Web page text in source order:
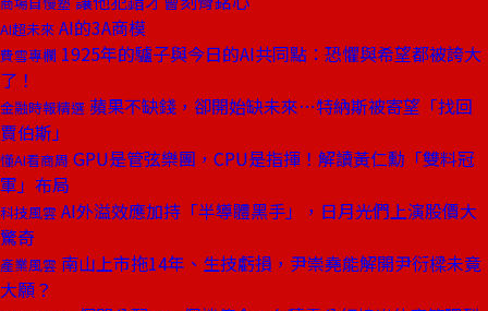
AI超未來 AI的3A商模
費雪專欄 1925年的驢子與今日的AI共同點：恐懼與希望都被誇大
了！
金融時報精選 蘋果不缺錢，卻開始缺未來⋯特納斯被寄望「找回
賈伯斯」
懂AI看商周 GPU是管弦樂團，CPU是指揮！解讀黃仁勳「雙料冠
軍」布局
科技風雲 AI外溢效應加持「半導體黑手」，日月光們上演股價大
驚奇
產業風雲 南山上市拖14年、生技虧損，尹崇堯能解開尹衍樑未竟
大願？